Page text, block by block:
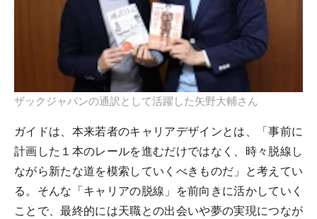
ザックジャパンの通訳として活躍した矢野大輔さん
ガイドは、本来若者のキャリアデザインとは、「事前に
計画した１本のレールを進むだけではなく、時々脱線し
ながら新たな道を模索していくべきものだ」と考えてい
る。そんな「キャリアの脱線」を前向きに活かしていく
ことで、最終的には天職との出会いや夢の実現につなが